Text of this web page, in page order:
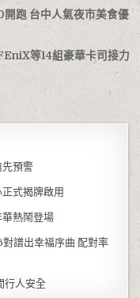
跑 台中人氣夜市美食優
等14組豪華卡司接力
先預警
式揭牌啟用
熱鬧登場
譜出幸福序曲 配對率
行人安全